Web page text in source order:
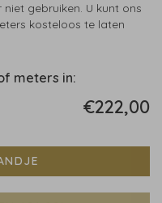
gebruiken. U kunt ons
kosteloos te laten
meters in:
€222,00